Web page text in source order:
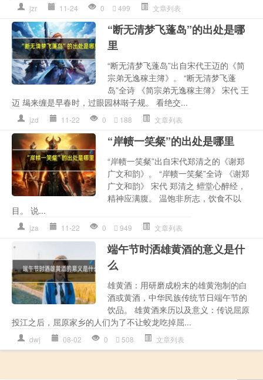
jzr 11-24 0 499 文章列表
“断无清梦飞蓬岛”的出处是哪
里
“断无清梦飞蓬岛”出自宋代王迈的《简
宗弟无逸稼主簿》。 “断无清梦飞蓬
岛”全诗 《简宗弟无逸稼主簿》 宋代 王
迈 朅来缠是早春时，过眼园林啭子规。 看绝交...
jzd 11-22 0 188 文章列表
“岸帻一笑粲”的出处是哪里
“岸帻一笑粲”出自宋代郑清之的《谢郑
广文和韵》。 “岸帻一笑粲”全诗 《谢郑
广文和韵》 宋代 郑清之 鳣堂心醉经，
精神应满腹。 温饱非所志，饮食不以
目。 说...
jza 11-22 0 949 文章列表
端午节时洒雄黄酒的意义是什
么
雄黄酒：用研磨成粉末的雄黄泡制的白
酒或黄酒，中华民族传统节日端午节的
饮品。 雄黄酒来历以及意义：传说屈原
投江之后，屈原家乡的人们为了不让蛟龙吃掉屈...
dwj 08-02 0 508 文章列表